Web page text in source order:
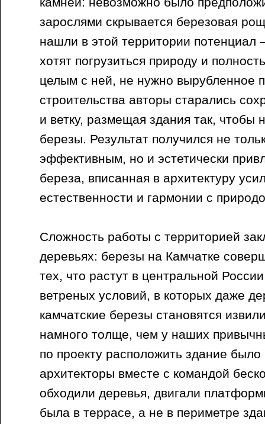
зарослями скрывается березовая
нашли в этой территории потенциал
хотят погрузиться природу и
целым с ней, не нужно вырубленное
строительства авторы старались
и ветку, размещая здания так, чтобы
березы. Результат получился не
эффективным, но и эстетически
береза, вписанная в архитектуру
естественности и гармонии с
Сложность работы с территорией
деревьях: березы на Камчатке
тех, что растут в центральной
ветреных условий, в которых даже
камчатские березы становятся
намного толще, чем у наших
по проекту расположить здание
архитекторы вместе с командой
обходили деревья, двигали
была в террасе, а не в периметре